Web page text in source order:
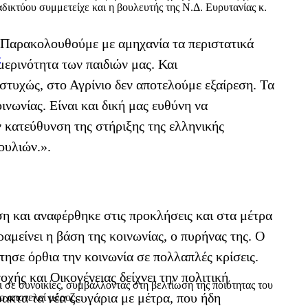
συμμετείχε και η βουλευτής της Ν.Δ. Ευρυτανίας κ.
συνοικίες, συμβάλλοντας στη βελτίωση της ποιότητας του
αποτελεί μέρος...
με αμηχανία τα περιστατικά
των παιδιών μας. Και
στο Αγρίνιο δεν αποτελούμε εξαίρεση. Τα
Είναι και δική μας ευθύνη να
της στήριξης της ελληνικής
αναφέρθηκε στις προκλήσεις και στα μέτρα
η βάση της κοινωνίας, ο πυρήνας της. Ο
όρθια την κοινωνία σε πολλαπλές κρίσεις.
και Οικογένειας δείχνει την πολιτική
τα νέα ζευγάρια με μέτρα, που ήδη